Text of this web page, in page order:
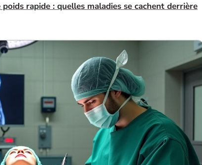
rapide : quelles maladies se cachent derrière